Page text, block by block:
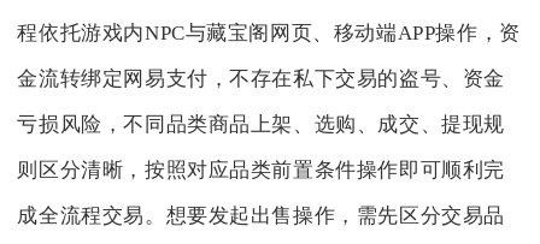
程依托游戏内NPC与藏宝阁网页、移动端APP操作，资
金流转绑定网易支付，不存在私下交易的盗号、资金
亏损风险，不同品类商品上架、选购、成交、提现规
则区分清晰，按照对应品类前置条件操作即可顺利完
成全流程交易。想要发起出售操作，需先区分交易品